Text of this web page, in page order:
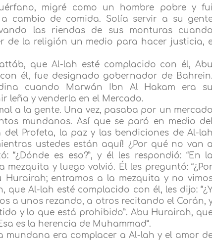
migré como un hombre pobre y fui
cambio de comida. Solía servir a su
las riendas de sus monturas cuando
de la religión un medio para hacer justicia,
que Al-lah esté complacido con él, Abu
él, fue designado gobernador de Bahrein.
cuando Marwán Ibn Al Hakam era su
leña y venderla en el Mercado.
a la gente. Una vez, pasaba por un mercado
mundanos. Así que se paró en medio
del Profeta, la paz y las bendiciones de Al-lah
ustedes están aquí! ¿Por qué no van a
“¿Dónde es eso?”, y él les respondió: “En la
y luego volvió. Él les preguntó: “¿Por
Hurairah; entramos a la mezquita y no
Al-lah esté complacido con él, les dijo: “¿Y
a unos rezando, a otros recitando el Corán,
y lo que está prohibido”. Abu Hurairah,
es la herencia de Muhammad”.
mundana era complacer a Al-lah y el amor